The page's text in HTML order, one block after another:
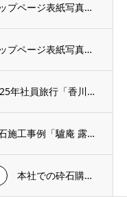
トップページ表紙写真のご紹介 – 社内報2月号より
トップページ表紙写真のご紹介 – 社内報1月号より
2025年社員旅行「香川・愛媛へ」
砕石施工事例「驢庵 露地 東民子庭園（高梁市）」にS-13（粒度13～5mm）を採用い...
本社での砕石購入手順・サンプル購入ページのご紹介